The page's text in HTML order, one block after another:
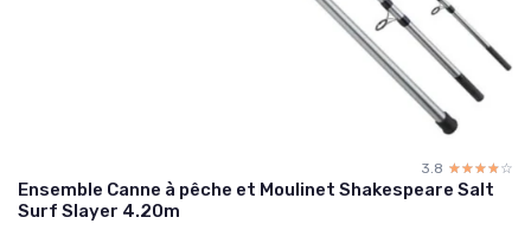
3.8 ☆☆☆☆☆
★★★★★
Ensemble Canne à pêche et Moulinet Shakespeare Salt
Surf Slayer 4.20m